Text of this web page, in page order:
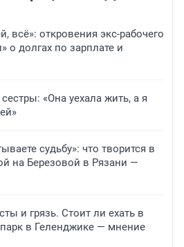
всё»: откровения экс-рабочего
о долгах по зарплате и
«Она уехала жить, а я
судьбу»: что творится в
на Березовой в Рязани —
и грязь. Стоит ли ехать в
в Геленджике — мнение